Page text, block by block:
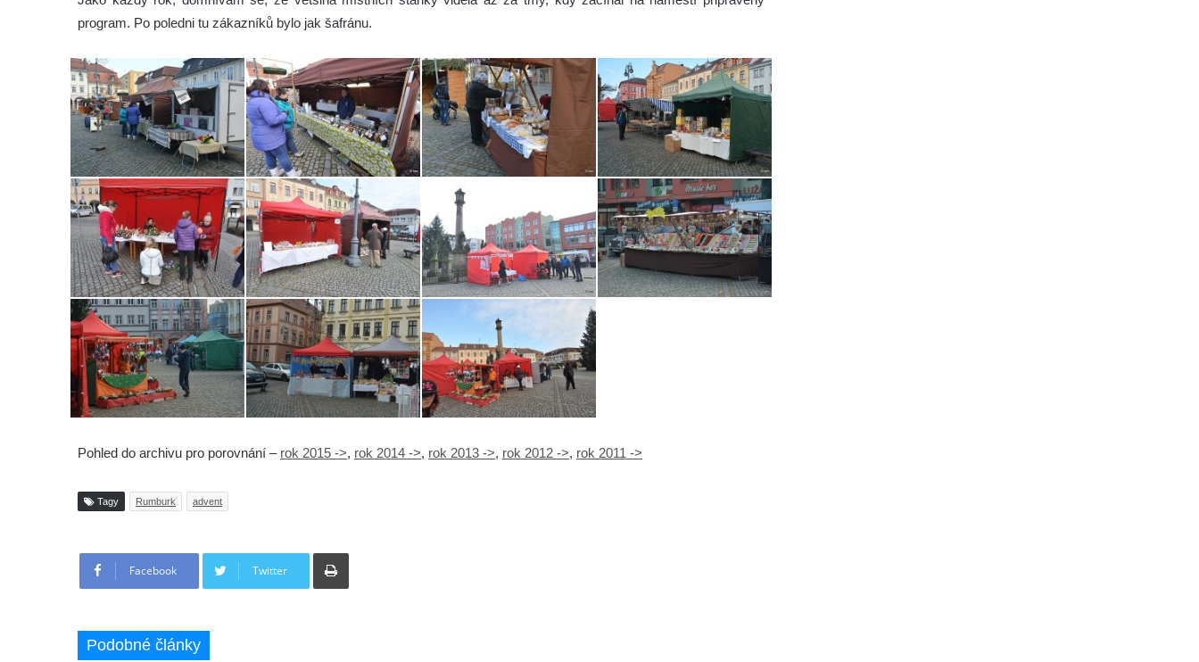
program. Po poledni tu zákazníků bylo jak šafránu.
Pohled do archivu pro porovnání – rok 2015 ->, rok 2014 ->, rok 2013 ->, rok 2012 ->, rok 2011 ->
Tagy Rumburk advent
Facebook Twitter
Tisknout
Podobné články